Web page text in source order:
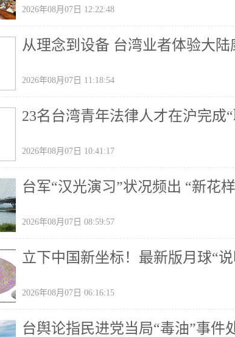
2026年08月07日 12:22:48
从理念到设备 台湾业者体验大陆
2026年08月07日 11:18:54
23名台湾青年法律人才在沪完成
2026年08月07日 10:41:17
台军“汉光演习”状况频出 “新花
2026年08月07日 08:59:57
立下中国新坐标！最新版月球“
2026年08月07日 06:16:15
台舆论指民进党当局“毒油”事件